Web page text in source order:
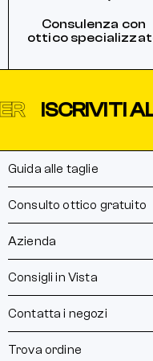
Consulenza con
ottico
ISCRIVITI
Guida alle taglie
Consulto ottico gratuito
Azienda
Consigli in Vista
Contatta i negozi
Trova ordine